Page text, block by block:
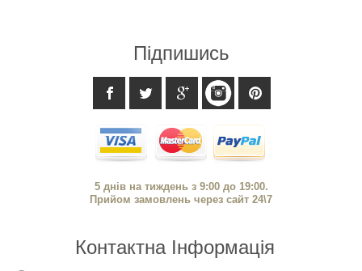
Підпишись
5 днів на тиждень з 9:00 до 19:00.
Прийом замовлень через сайт 24\7
Контактна Інформація